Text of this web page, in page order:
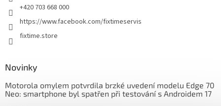
+420 703 668 000
https://www.facebook.com/fixtimeservis
fixtime.store
Novinky
Motorola omylem potvrdila brzké uvedení modelu Edge 70
Neo: smartphone byl spatřen při testování s Androidem 17